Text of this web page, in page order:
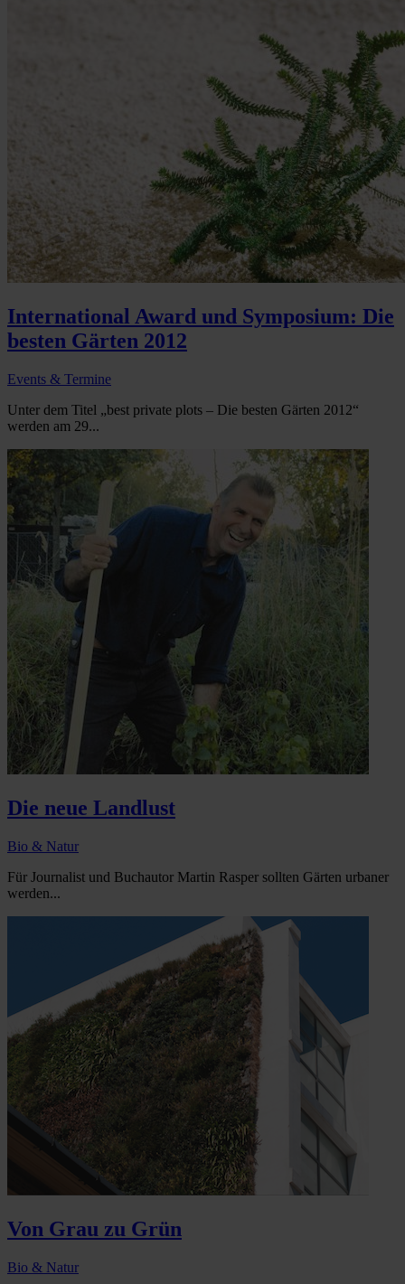
International Award und Symposium: Die
besten Gärten 2012
Events & Termine
Unter dem Titel „best private plots – Die besten Gärten 2012“
werden am 29...
Die neue Landlust
Bio & Natur
Für Journalist und Buchautor Martin Rasper sollten Gärten urbaner
werden...
Von Grau zu Grün
Bio & Natur